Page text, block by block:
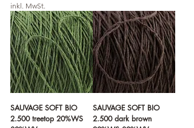
inkl. MwSt.
SAUVAGE SOFT BIO
2.500 treetop 20%WS
SAUVAGE SOFT BIO
2.500 dark brown